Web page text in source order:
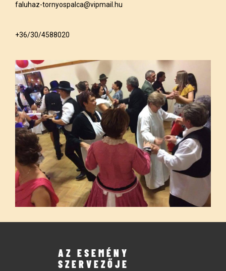
faluhaz-tornyospalca@vipmail.hu
+36/30/4588020
AZ ESEMÉNY
SZERVEZŐJE